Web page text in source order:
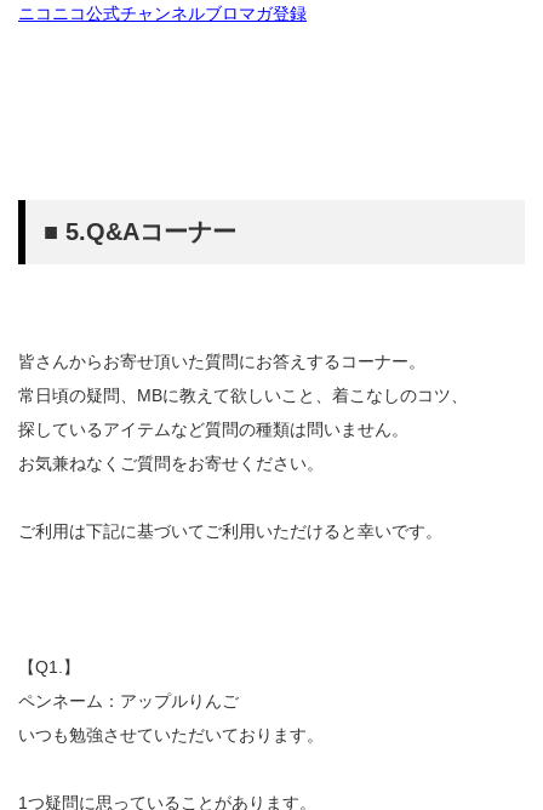
ニコニコ公式チャンネルブロマガ登録
■ 5.Q&Aコーナー
皆さんからお寄せ頂いた質問にお答えするコーナー。
常日頃の疑問、MBに教えて欲しいこと、着こなしのコツ、
探しているアイテムなど質問の種類は問いません。
お気兼ねなくご質問をお寄せください。
ご利用は下記に基づいてご利用いただけると幸いです。
【Q1.】
ペンネーム：アップルりんご
いつも勉強させていただいております。
1つ疑問に思っていることがあります。